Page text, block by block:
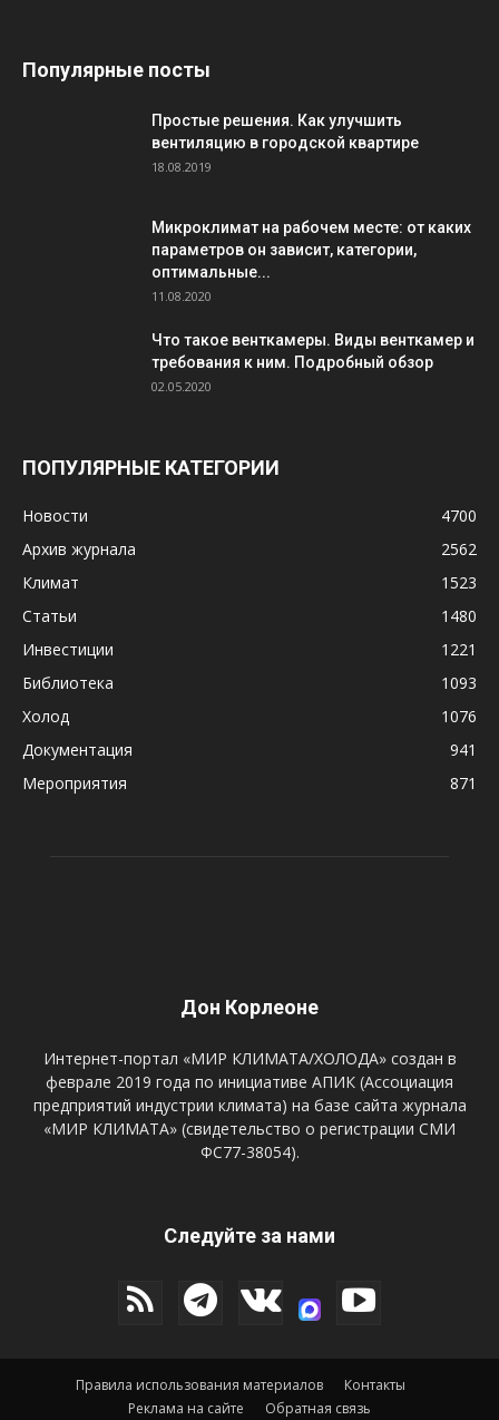
Популярные посты
Простые решения. Как улучшить
вентиляцию в городской квартире
18.08.2019
Микроклимат на рабочем месте: от каких
параметров он зависит, категории,
оптимальные...
11.08.2020
Что такое венткамеры. Виды венткамер и
требования к ним. Подробный обзор
02.05.2020
ПОПУЛЯРНЫЕ КАТЕГОРИИ
Новости
4700
Архив журнала
2562
Климат
1523
Статьи
1480
Инвестиции
1221
Библиотека
1093
Холод
1076
Документация
941
Мероприятия
871
Дон Корлеоне
Интернет-портал «МИР КЛИМАТА/ХОЛОДА» создан в
феврале 2019 года по инициативе АПИК (Ассоциация
предприятий индустрии климата) на базе сайта журнала
«МИР КЛИМАТА» (свидетельство о регистрации СМИ
ФС77-38054).
Следуйте за нами
Правила использования материалов
Контакты
Реклама на сайте
Обратная связь